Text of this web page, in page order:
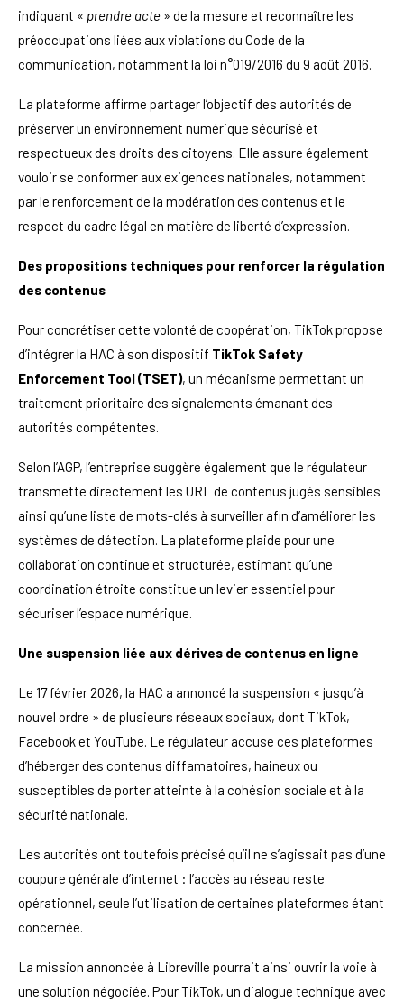
indiquant « prendre acte » de la mesure et reconnaître les
préoccupations liées aux violations du Code de la
communication, notamment la loi n°019/2016 du 9 août 2016.
La plateforme affirme partager l’objectif des autorités de
préserver un environnement numérique sécurisé et
respectueux des droits des citoyens. Elle assure également
vouloir se conformer aux exigences nationales, notamment
par le renforcement de la modération des contenus et le
respect du cadre légal en matière de liberté d’expression.
Des propositions techniques pour renforcer la régulation
des contenus
Pour concrétiser cette volonté de coopération, TikTok propose
d’intégrer la HAC à son dispositif TikTok Safety
Enforcement Tool (TSET), un mécanisme permettant un
traitement prioritaire des signalements émanant des
autorités compétentes.
Selon l’AGP, l’entreprise suggère également que le régulateur
transmette directement les URL de contenus jugés sensibles
ainsi qu’une liste de mots-clés à surveiller afin d’améliorer les
systèmes de détection. La plateforme plaide pour une
collaboration continue et structurée, estimant qu’une
coordination étroite constitue un levier essentiel pour
sécuriser l’espace numérique.
Une suspension liée aux dérives de contenus en ligne
Le 17 février 2026, la HAC a annoncé la suspension « jusqu’à
nouvel ordre » de plusieurs réseaux sociaux, dont TikTok,
Facebook et YouTube. Le régulateur accuse ces plateformes
d’héberger des contenus diffamatoires, haineux ou
susceptibles de porter atteinte à la cohésion sociale et à la
sécurité nationale.
Les autorités ont toutefois précisé qu’il ne s’agissait pas d’une
coupure générale d’internet : l’accès au réseau reste
opérationnel, seule l’utilisation de certaines plateformes étant
concernée.
La mission annoncée à Libreville pourrait ainsi ouvrir la voie à
une solution négociée. Pour TikTok, un dialogue technique avec